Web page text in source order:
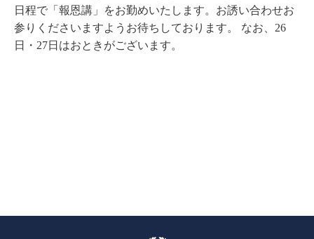
日程で「報恩講」をお勤めいたします。お誘い合わせお
参りくださいますようお待ちしております。 なお、26
日・27日はおときがございます。